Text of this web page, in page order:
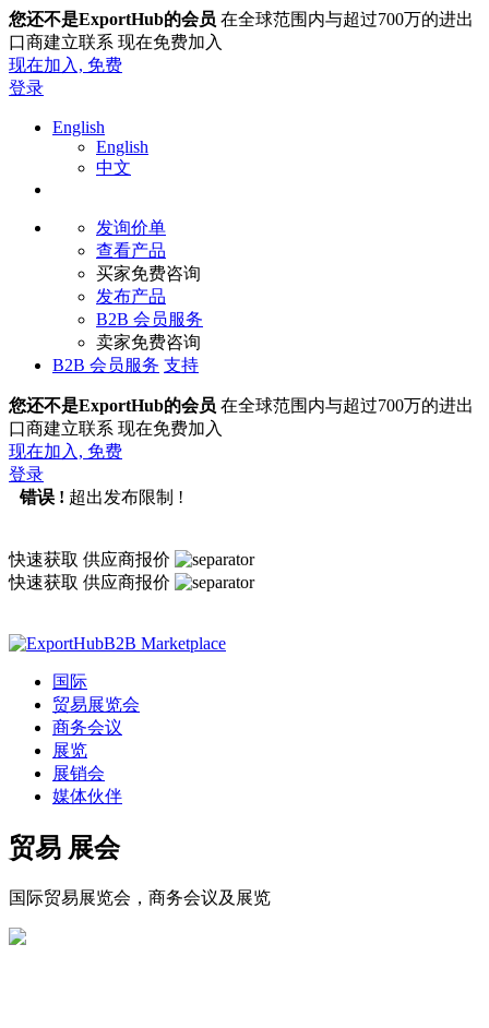
您还不是ExportHub的会员 在全球范围内与超过700万的进出
口商建立联系 现在免费加入
现在加入, 免费
登录
English
English
中文
发询价单
查看产品
买家免费咨询
发布产品
B2B 会员服务
卖家免费咨询
B2B 会员服务 支持
您还不是ExportHub的会员 在全球范围内与超过700万的进出
口商建立联系 现在免费加入
现在加入, 免费
登录
错误 ! 超出发布限制 !
快速获取 供应商报价
快速获取 供应商报价
B2B Marketplace
国际
贸易展览会
商务会议
展览
展销会
媒体伙伴
贸易 展会
国际贸易展览会，商务会议及展览